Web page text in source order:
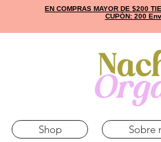
EN COMPRAS MAYOR DE $200
CUPÓN: 200
Shop Sobre